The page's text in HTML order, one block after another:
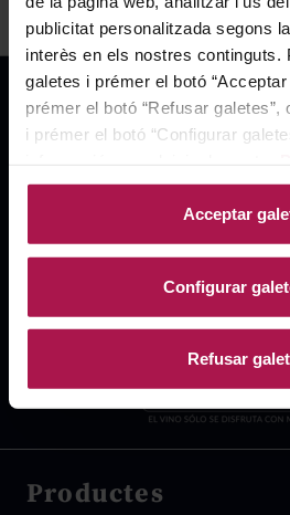
publicitat personalitzada segons
interès en els nostres continguts.
galetes i prémer el botó
prémer el botó “Refusar
i prémer el botó “Configurar
Acceptar
Configurar
Refusar
Productes